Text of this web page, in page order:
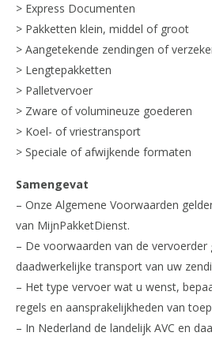
> Express Documenten
> Pakketten klein, middel of groot
> Aangetekende zendingen of
> Lengtepakketten
> Palletvervoer
> Zware of volumineuze goederen
> Koel- of vriestransport
> Speciale of afwijkende formaten
Samengevat
– Onze Algemene Voorwaarden
van MijnPakketDienst.
– De voorwaarden van de
daadwerkelijke transport van uw
– Het type vervoer wat u wenst,
regels en aansprakelijkheden van
– In Nederland de landelijk AVC en